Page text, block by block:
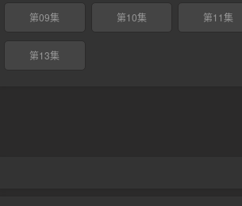
第09集 第10集 第11集
第13集